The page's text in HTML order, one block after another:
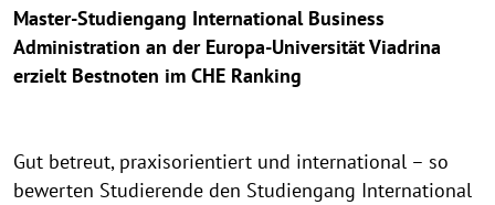
Master-Studiengang International Business
Administration an der Europa-Universität Viadrina
erzielt Bestnoten im CHE Ranking
Gut betreut, praxisorientiert und international – so
bewerten Studierende den Studiengang International